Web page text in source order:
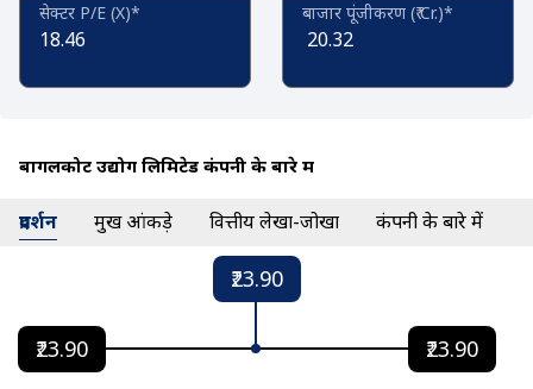
सेक्टर P/E (X)*
18.46
बाजार पूंजीकरण (₹ Cr.)*
20.32
बागलकोट उद्योग लिमिटेड कंपनी के बारे में
प्रदर्शन प्रमुख आंकड़े वित्तीय लेखा-जोखा कंपनी के बारे में
₹23.90
₹23.90 ₹23.90